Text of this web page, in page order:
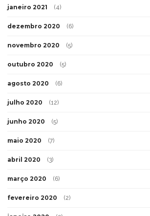
janeiro 2021 (4)
dezembro 2020 (6)
novembro 2020 (5)
outubro 2020 (5)
agosto 2020 (6)
julho 2020 (12)
junho 2020 (5)
maio 2020 (7)
abril 2020 (3)
março 2020 (6)
fevereiro 2020 (2)